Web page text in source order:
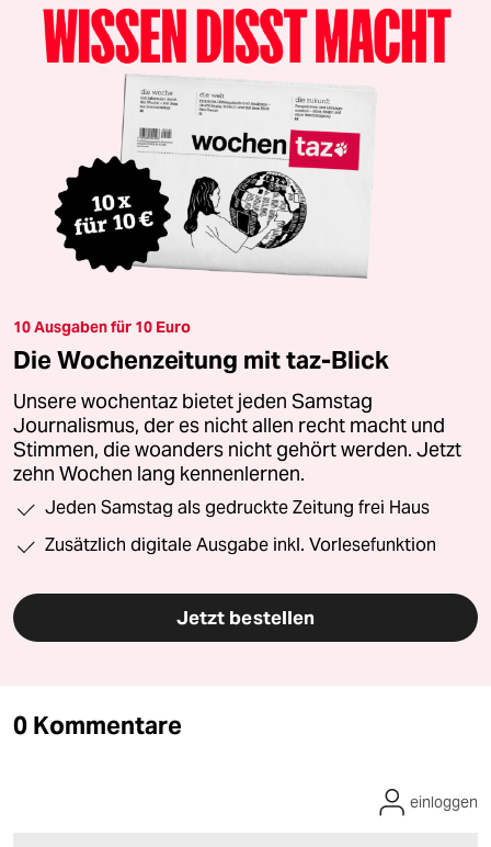
10 Ausgaben für 10 Euro
Die Wochenzeitung mit taz-Blick
Unsere wochentaz bietet jeden Samstag
Journalismus, der es nicht allen recht macht und
Stimmen, die woanders nicht gehört werden. Jetzt
zehn Wochen lang kennenlernen.
Jeden Samstag als gedruckte Zeitung frei Haus
Zusätzlich digitale Ausgabe inkl. Vorlesefunktion
Jetzt bestellen
0 Kommentare
einloggen